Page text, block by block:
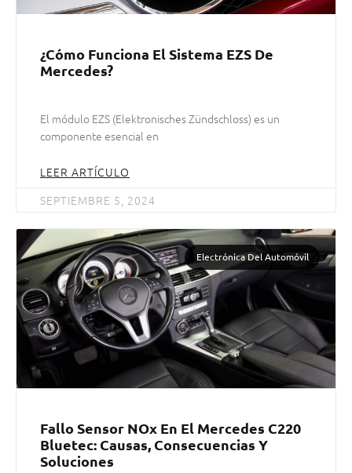
¿Cómo Funciona El Sistema EZS De
Mercedes?
El módulo EZS (Elektronisches Zündschloss) es un
componente esencial en
LEER ARTÍCULO
SEPTIEMBRE 5, 2024
Electrónica Del Automóvil
Fallo Sensor NOx En El Mercedes C220
Bluetec: Causas, Consecuencias Y
Soluciones